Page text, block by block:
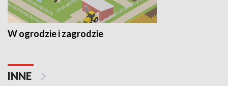
W ogrodzie i zagrodzie
INNE